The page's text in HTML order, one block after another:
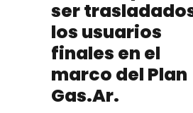
ser
los usuarios
finales en el
marco del Plan
Gas.Ar.